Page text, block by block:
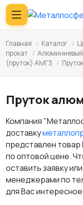
Главная / Каталог /
прокат / Алюминиевый
(пруток) АМГ3
/
Пруток
Компания
доставку
представлен
по оптовой цене.
оставить заявку
менеджерами по
для Вас